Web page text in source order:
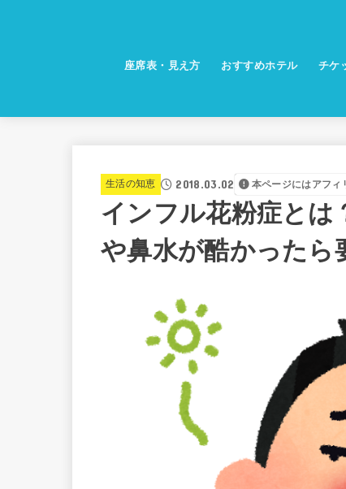
座席表・見え方 おすすめホテル チケ
生活の知恵 2018.03.02 本ページにはアフィ
インフル花粉症とは
や鼻水が酷かったら